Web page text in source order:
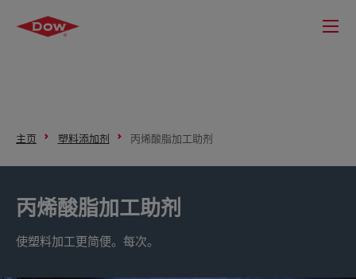
主页 塑料添加剂 丙烯酸脂加工助剂
丙烯酸脂加工助剂
使塑料加工更简便。每次。